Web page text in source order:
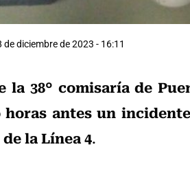
de diciembre de 2023 - 16:11
la 38° comisaría de
horas antes un
la Línea 4.